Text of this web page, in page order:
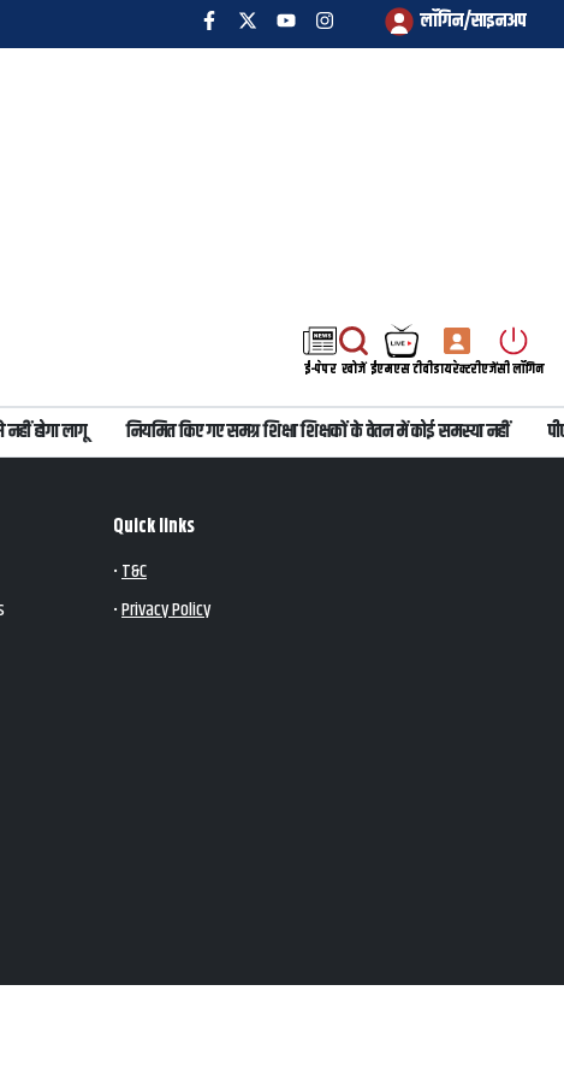
लॉगिन/साइनअप
ई-पेपर खोजें ईएमएस टीवीडायरेक्टरीएजेंसी लॉगिन
होगा लागू नियमित किए गए समग्र शिक्षा शिक्षकों के वेतन में कोई समस्या नहीं
Quick links
•T&C
•Privacy Policy